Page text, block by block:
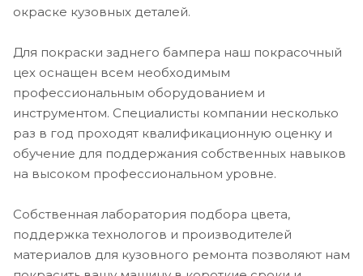
окраске кузовных деталей.
Для покраски заднего бампера наш покрасочный
цех оснащен всем необходимым
профессиональным оборудованием и
инструментом. Специалисты компании несколько
раз в год проходят квалификационную оценку и
обучение для поддержания собственных навыков
на высоком профессиональном уровне.
Собственная лаборатория подбора цвета,
поддержка технологов и производителей
материалов для кузовного ремонта позволяют нам